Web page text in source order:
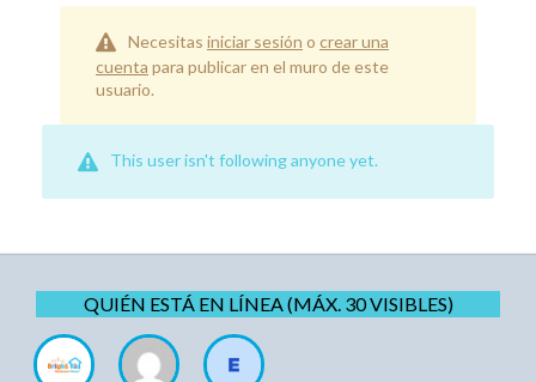
Necesitas iniciar sesión o crear una
cuenta para publicar en el muro de este
usuario.
This user isn't following anyone yet.
QUIÉN ESTÁ EN LÍNEA (MÁX. 30 VISIBLES)